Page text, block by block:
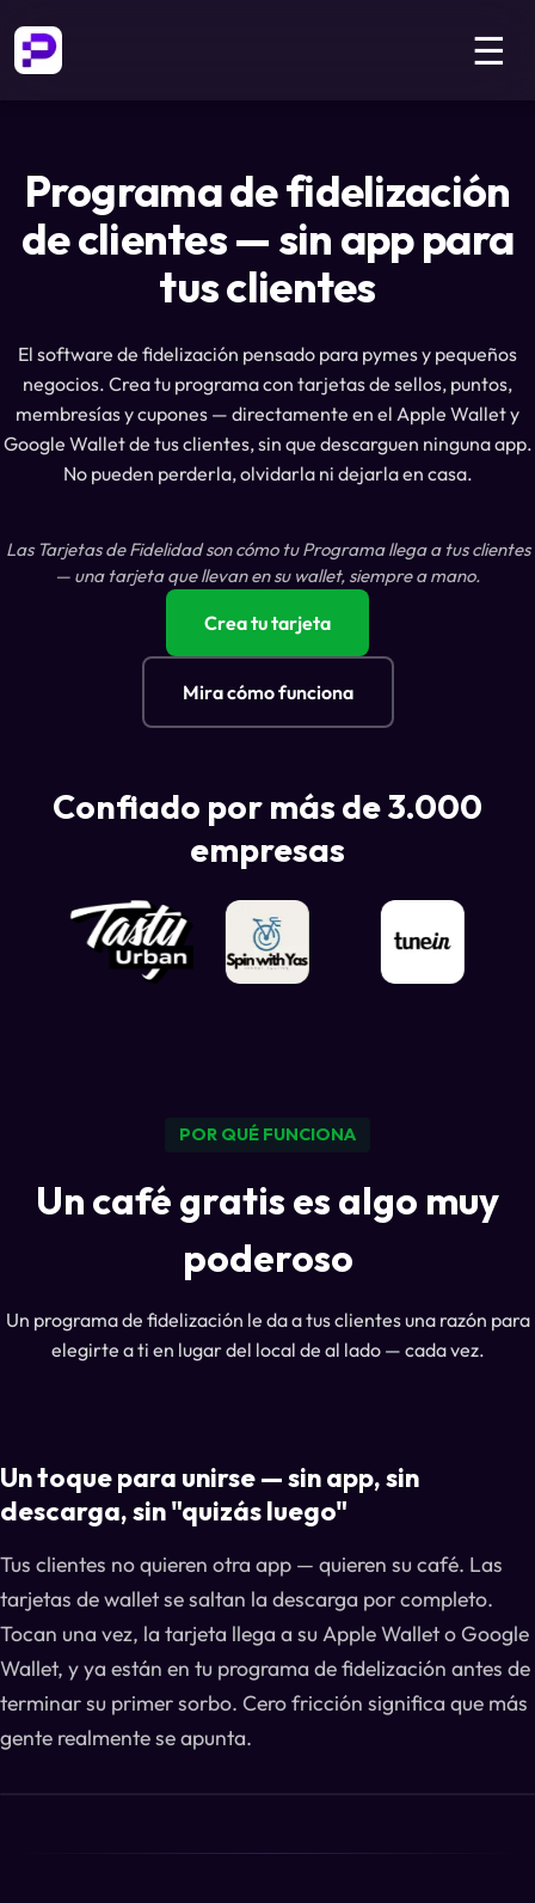
☰
Programa de fidelización
de clientes — sin app para
tus clientes
El software de fidelización pensado para pymes y pequeños
negocios. Crea tu programa con tarjetas de sellos, puntos,
membresías y cupones — directamente en el Apple Wallet y
Google Wallet de tus clientes, sin que descarguen ninguna app.
No pueden perderla, olvidarla ni dejarla en casa.
Las Tarjetas de Fidelidad son cómo tu Programa llega a tus clientes
— una tarjeta que llevan en su wallet, siempre a mano.
Crea tu tarjeta
Mira cómo funciona
Confiado por más de 3.000
empresas
POR QUÉ FUNCIONA
Un café gratis es algo muy
poderoso
Un programa de fidelización le da a tus clientes una razón para
elegirte a ti en lugar del local de al lado — cada vez.
Un toque para unirse — sin app, sin
descarga, sin "quizás luego"
Tus clientes no quieren otra app — quieren su café. Las
tarjetas de wallet se saltan la descarga por completo.
Tocan una vez, la tarjeta llega a su Apple Wallet o Google
Wallet, y ya están en tu programa de fidelización antes de
terminar su primer sorbo. Cero fricción significa que más
gente realmente se apunta.